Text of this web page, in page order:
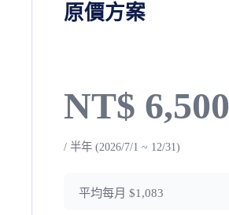
原價方案
NT$ 6,500
/ 半年 (2026/7/1 ~ 12/31)
平均每月 $1,083